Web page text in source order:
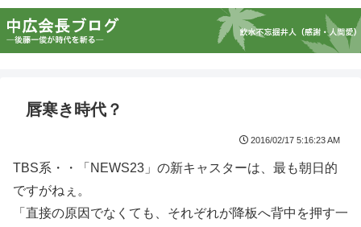
唇寒き時代？
2016/02/17 5:16:23 AM
TBS系・・「NEWS23」の新キャスターは、最も朝日的
ですがねぇ。
「直接の原因でなくても、それぞれが降板へ背中を押す一